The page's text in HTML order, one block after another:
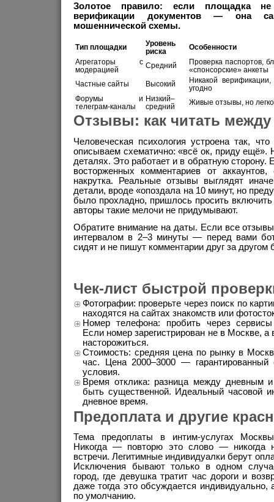
Золотое правило: если площадка
верификации документов — она
мошеннической схемы.
Тип площадки
Уровень
риска
Особенности
Агрегаторы с
модерацией
Средний
Проверка паспортов,
«спонсорские» анкеты
Частные сайты
Высокий
Никакой
угодно
Форумы и
телеграм-каналы
Низкий–
средний
Живые отзывы, но
Отзывы: как читать между
Человеческая психология устроена так,
описываем схематично: «всё ок, приду ещё».
деталях. Это работает и в обратную сторону.
восторженных комментариев от
накрутка. Реальные отзывы выглядят
детали, вроде «опоздала на 10 минут, но
было прохладно, пришлось просить
авторы такие мелочи не придумывают.
Обратите внимание на даты. Если все
интервалом в 2–3 минуты — перед вами
сидят и не пишут комментарии друг за другом
Чек-лист быстрой
Фотографии: проверьте через поиск по
находятся на сайтах знакомств или
Номер телефона: пробить через сервисы
Если номер зарегистрирован не в Москве,
насторожиться.
Стоимость: средняя цена по рынку в
час. Цена 2000–3000 —
условия.
Время отклика: разница между дневным
быть существенной. Идеальный часовой
дневное время.
Предоплата и другие
Тема предоплаты в интим-услугах
Никогда — повторю это слово — никогда
встречи. Легитимные индивидуалки берут
Исключения бывают только в одном
город, где девушка тратит час дороги и
даже тогда это обсуждается индивидуально,
по умолчанию.